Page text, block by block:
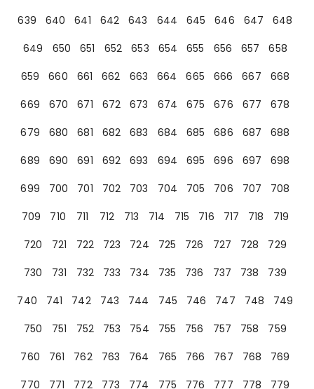
639
640 641 642 643 644 645 646 647
648
649
650 651 652 653 654 655 656 657
658
659
660 661 662 663 664 665 666 667
668
669
670 671 672 673 674 675 676 677
678
679
680 681 682 683 684 685 686 687
688
689
690 691 692 693 694 695 696 697
698
699
700 701 702 703 704 705 706 707
708
709
710 711 712 713 714 715 716 717 718
719
720
721 722 723 724 725 726 727 728
729
730
731 732 733 734 735 736 737 738
739
740
741 742 743 744 745 746 747 748
749
750
751 752 753 754 755 756 757 758
759
760
761 762 763 764 765 766 767 768
769
770
771 772 773 774 775 776 777 778
779